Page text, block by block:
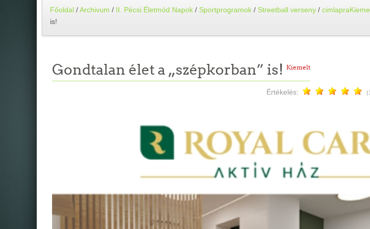
Főoldal /Archivum / II. Pécsi Életmód Napok / Sportprogramok / Streetball verseny /
is!
Gondtalan élet a „szépkorban” is! Kiemelt
Értékelés: